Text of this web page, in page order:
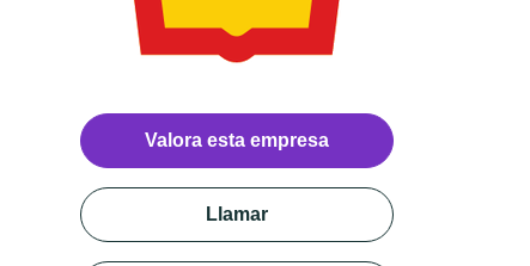
Valora esta empresa
Llamar